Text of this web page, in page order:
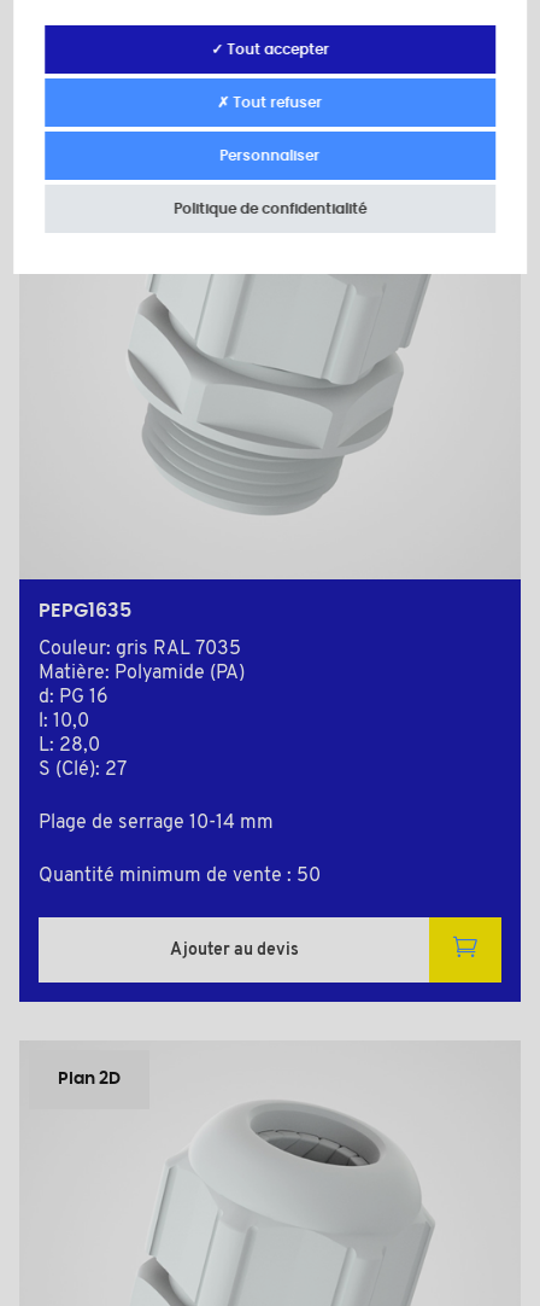
PEPG1635
Couleur: gris RAL 7035
Matière: Polyamide (PA)
d: PG 16
l: 10,0
L: 28,0
S (Clé): 27
Plage de serrage 10-14 mm
Quantité minimum de vente : 50
Ajouter au devis
Plan 2D
✓ Tout accepter
✗ Tout refuser
Personnaliser
Politique de confidentialité